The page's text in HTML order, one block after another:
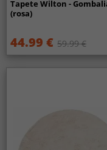
Tapete Wilton -
(rosa)
44.99 € 59.99 €